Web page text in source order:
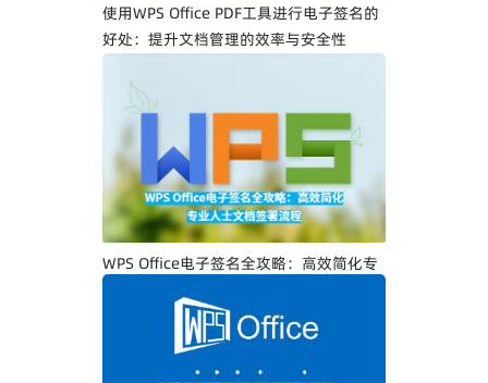
使用WPS Office PDF工具进行电子签名的
好处：提升文档管理的效率与安全性
WPS Office电子签名全攻略：高效简化专